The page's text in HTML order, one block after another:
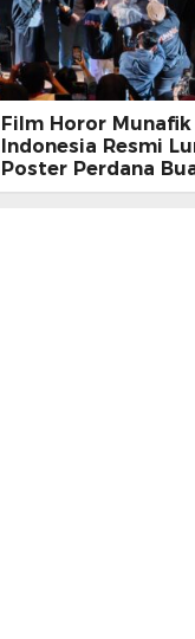
Film Horor Munafik
Indonesia Resmi
Poster Perdana
Kesan Spiritual